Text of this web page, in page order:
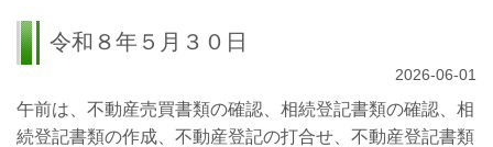
令和８年５月３０日
2026-06-01
午前は、不動産売買書類の確認、相続登記書類の確認、相
続登記書類の作成、不動産登記の打合せ、不動産登記書類